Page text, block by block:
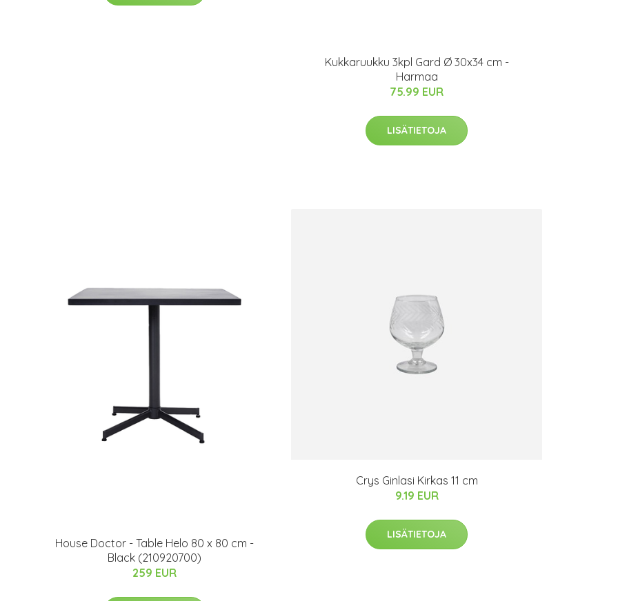
Kukkaruukku 3kpl Gard Ø 30x34 cm -
Harmaa
75.99 EUR
LISÄTIETOJA
House Doctor - Table Helo 80 x 80 cm -
Black (210920700)
259 EUR
Crys Ginlasi Kirkas 11 cm
9.19 EUR
LISÄTIETOJA